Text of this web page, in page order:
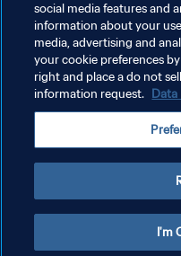
プライバシーポリシー
クッキー設定の管理
Copyright © 1994 - 2026 FIFA. All rights
social media features and
information about your
media, advertising and
your cookie preferences
right and place a do not
information request.
I'm